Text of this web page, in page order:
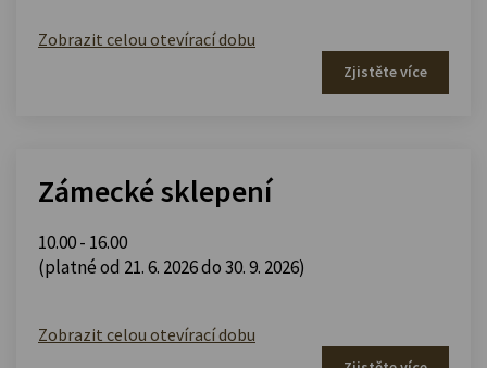
Zobrazit celou otevírací dobu
Zjistěte více
Zámecké sklepení
10.00 - 16.00
(platné od 21. 6. 2026 do 30. 9. 2026)
Zobrazit celou otevírací dobu